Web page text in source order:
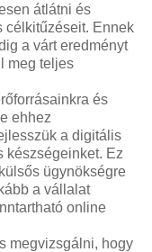
átlátni és
célkitűzéseit. Ennek
a várt eredményt
meg teljes
és
ehhez
a digitális
készségeinket. Ez
ügynökségre
a vállalat
online
megvizsgálni, hogy